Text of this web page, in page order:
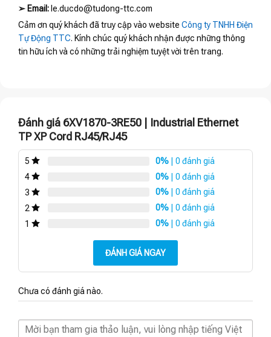
➢ Email: le.ducdo@tudong-ttc.com
Cảm ơn quý khách đã truy cập vào website Công ty TNHH Điện
Tự Động TTC. Kính chúc quý khách nhận được những thông
tin hữu ích và có những trải nghiệm tuyệt vời trên trang.
Đánh giá 6XV1870-3RE50 | Industrial Ethernet
TP XP Cord RJ45/RJ45
5 0% | 0 đánh giá
4
0% | 0 đánh giá
3
0% | 0 đánh giá
2
0% | 0 đánh giá
1
0% | 0 đánh giá
ĐÁNH GIÁ NGAY
Chưa có đánh giá nào.